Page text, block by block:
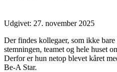
Udgivet: 27. november 2025
Der findes kollegaer, som ikke
stemningen, teamet og hele huset
Derfor er hun netop blevet kåret
Be-A Star.